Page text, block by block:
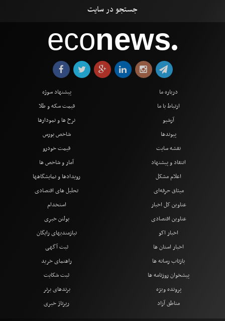
econews●
درباره ما
ارتباط با ما
آرشیو
پیوندها
نقشه سایت
انتقاد و پیشنهاد
اعلام مشکل
میثاق حرفه‌ای
پیشنهاد سوژه
قیمت سکه و طلا
نرخ ها و نمودارها
شاخص بورس
قیمت خودرو
آمار و شاخص ها
رویدادها و نمایشگاهها
تحلیل های اقتصادی
عناوین کل اخبار
عناوین اقتصادی
اخبار اکو
اخبار استان ها
بازتاب رسانه ها
پیشخوان روزنامه ها
پرونده ویژه
مناطق آزاد
استخدام
بولتن خبری
نیازمندیهای رایگان
ثبت آگهی
راهنمای خرید
ثبت شکایت
برندهای برتر
رپرتاژ خبری